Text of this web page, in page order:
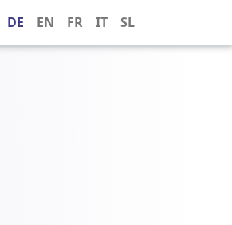
DE EN FR IT SL